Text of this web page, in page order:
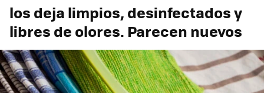
los deja limpios, desinfectados y
libres de olores. Parecen nuevos